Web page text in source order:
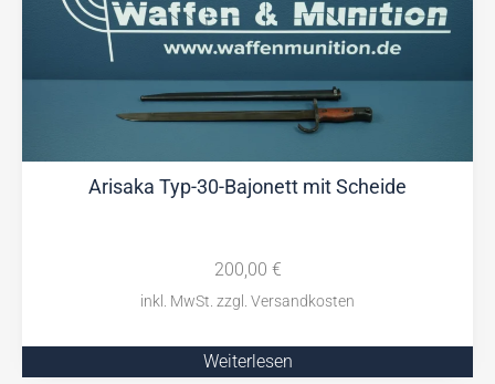
Arisaka Typ-30-Bajonett mit Scheide
200,00 €
Weiterlesen